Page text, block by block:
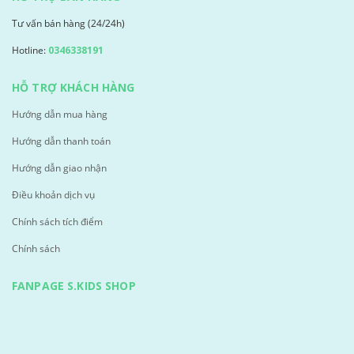
Tư vấn bán hàng (24/24h)
Hotline: 0346338191
HỖ TRỢ KHÁCH HÀNG
Hướng dẫn mua hàng
Hướng dẫn thanh toán
Hướng dẫn giao nhận
Điều khoản dịch vụ
Chính sách tích điểm
Chính sách
FANPAGE S.KIDS SHOP